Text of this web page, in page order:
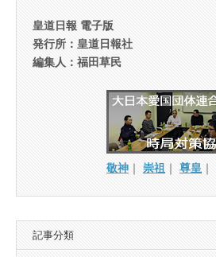
皇道日報 電子版
発行所：皇道日報社
編集人：福田草民
敬神 ｜ 崇祖 ｜ 尊皇 ｜
記事分類